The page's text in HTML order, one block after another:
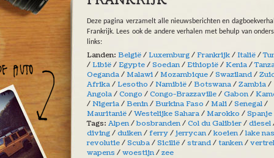
Deze pagina verzamelt alle nieuwsberichten en
Frankrijk. Lees ook de andere verhalen met behulp van
links:
Landen: België/Luxemburg/Frankrijk/Italië/
/Libië/Egypte/Soedan/Ethiopië/Kenia/
Oeganda/Malawi/Mozambique/Swaziland/
Afrika/Lesotho /Namibië/Botswana/Zambia/
Angola/Congo /Congo-Brazzaville/Gabon/
/Nigeria/Benin/Burkina Faso /Mali/Senegal/
Mauritanië/Westelijke Sahara/Marokko /Spanje
Tags: Alpen/bosbranden/Col du Galibier/diesel
diving/duiken/ferry/jerrycan/koeien/lake
revolutie/Scuba/Sicilië/strand/tanken/
wapens /woestijn/zee